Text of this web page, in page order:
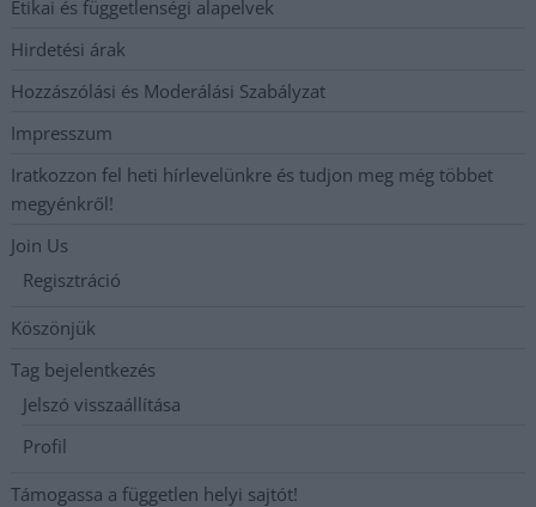
Etikai és függetlenségi alapelvek
Hirdetési árak
Hozzászólási és Moderálási Szabályzat
Impresszum
Iratkozzon fel heti hírlevelünkre és tudjon meg még többet
megyénkről!
Join Us
Regisztráció
Köszönjük
Tag bejelentkezés
Jelszó visszaállítása
Profil
Támogassa a független helyi sajtót!